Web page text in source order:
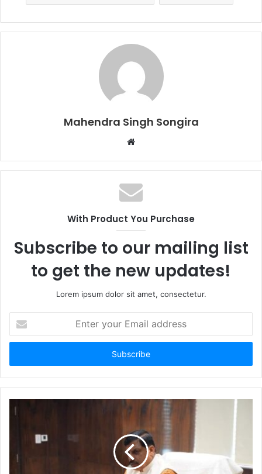
Mahendra Singh Songira
Website
With Product You Purchase
Subscribe to our mailing list
to get the new updates!
Lorem ipsum dolor sit amet, consectetur.
your
Email